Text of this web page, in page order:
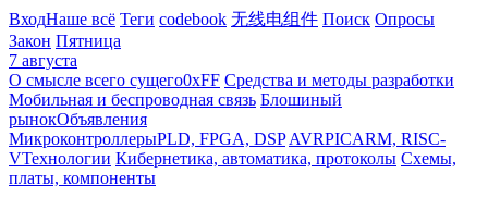
ВходНаше всё Теги codebook 无线电组件 Поиск Опросы
Закон Пятница
7 августа
О смысле всего сущего0xFF Средства и методы разработки
Мобильная и беспроводная связь Блошиный
рынокОбъявления
МикроконтроллерыPLD, FPGA, DSP AVRPICARM, RISC-
VТехнологии Кибернетика, автоматика, протоколы Схемы,
платы, компоненты